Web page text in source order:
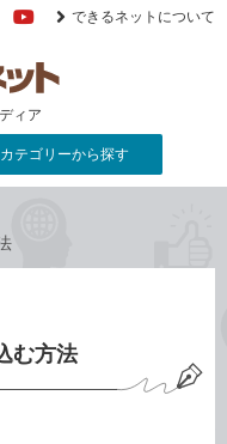
ィア
FacebookYouTube
できるネットについて
カテゴリーから探す
む方法